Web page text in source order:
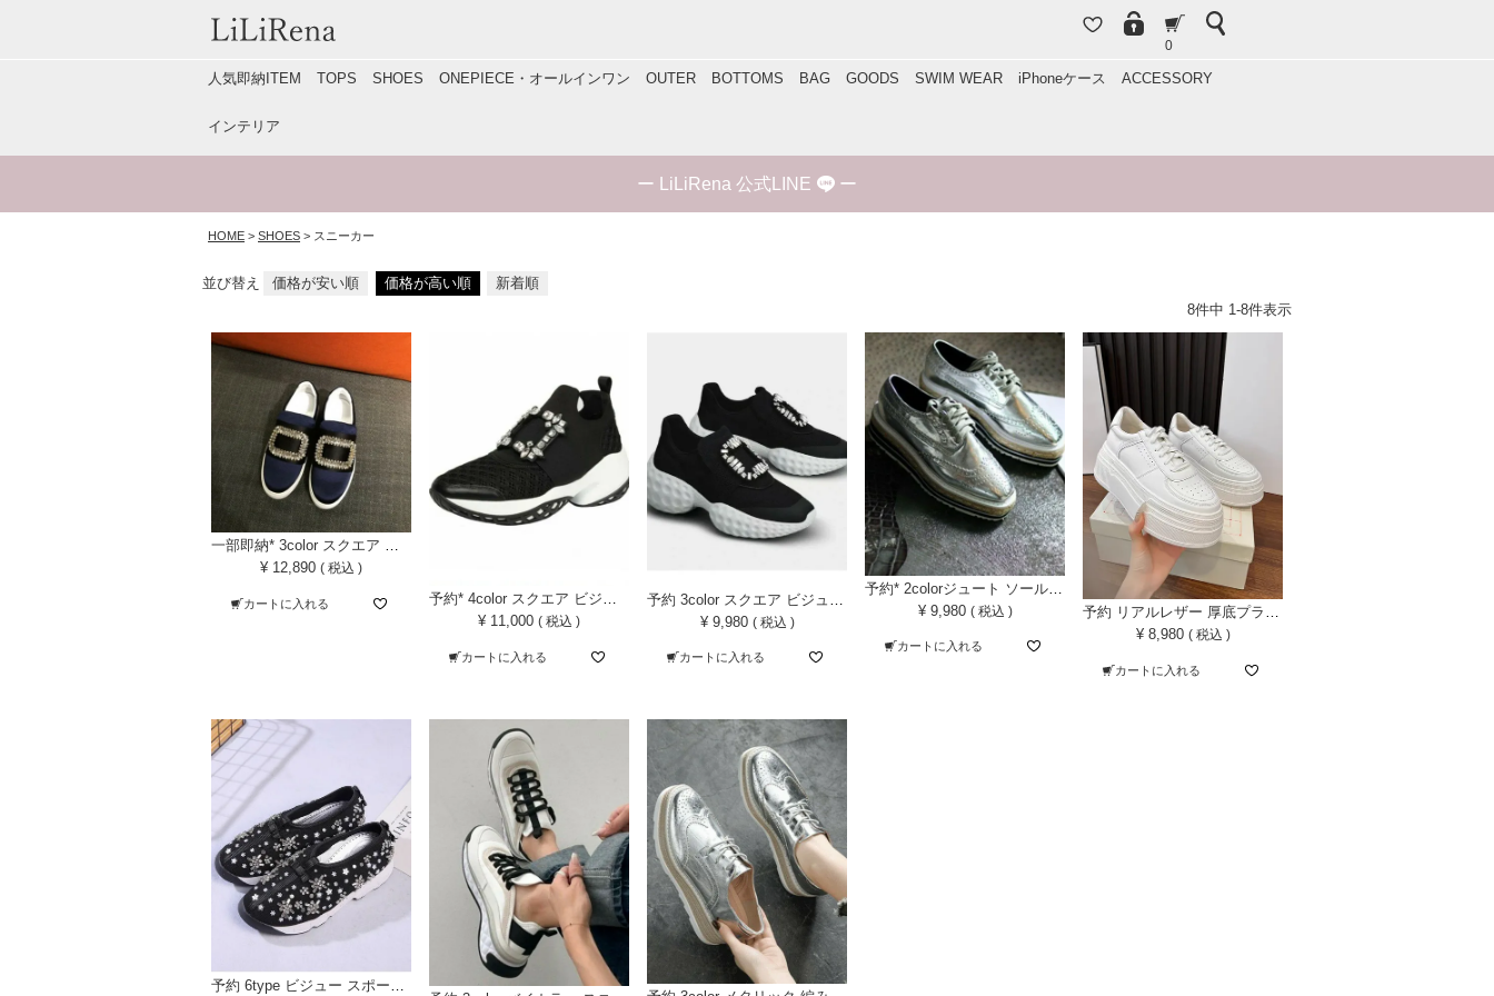
0
人気即納ITEM TOPS SHOES ONEPIECE・オールインワン OUTER BOTTOMS BAG GOODS SWIM WEAR iPhoneケース ACCESSORY
インテリア
ー LiLiRena 公式LINE ー
HOME SHOES スニーカー
並び替え 価格が安い順 価格が高い順
新着順
8件中 1-8件表示
一部即納* 3color スクエア ビジュー スリッポン フラットシューズ
¥ 12,890 税込
カートに入れる
予約* 4color スクエア ビジュー モチーフ メッシュ スポーツMix スニーカー
¥ 11,000 税込
カートに入れる
¥ 9,980 税込
カートに入れる
¥ 9,980 税込
カートに入れる
予約 リアルレザー 厚底プラットフォーム スニーカー
¥ 8,980 税込
カートに入れる